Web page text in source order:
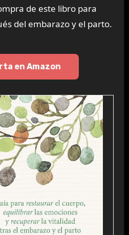
de este libro para
del embarazo y el parto.
en Amazon